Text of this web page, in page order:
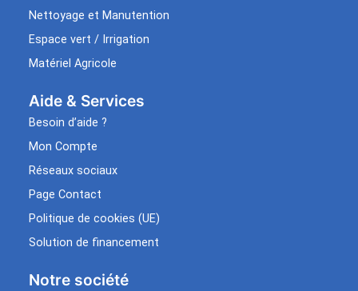
Nettoyage et Manutention
Espace vert / Irrigation
Matériel Agricole
Aide & Services​
Besoin d’aide ?
Mon Compte
Réseaux sociaux
Page Contact
Politique de cookies (UE)
Solution de financement
Notre société